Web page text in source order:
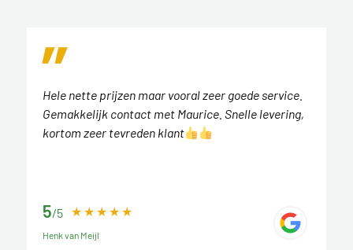
Hele nette prijzen maar vooral zeer goede service.
Gemakkelijk contact met Maurice. Snelle levering,
kortom zeer tevreden klant
5/5
Henk van Meijl